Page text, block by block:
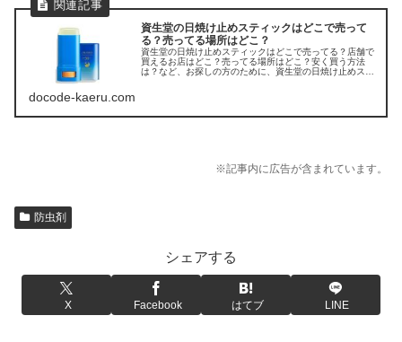
資生堂の日焼け止めスティックはどこで売って
る？売ってる場所はどこ？
資生堂の日焼け止めスティックはどこで売ってる？店舗で
買えるお店はどこ？売ってる場所はどこ？安く買う方法
は？など、お探しの方のために、資生堂の日焼け止めステ
docode-kaeru.com
※記事内に広告が含まれています。
防虫剤
シェアする
X Facebook はてブ LINE